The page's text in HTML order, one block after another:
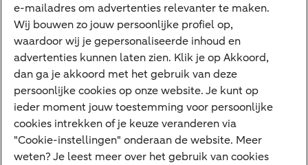
Deposito
Uw situatie
Maatwerk in beleggen
Vermogensoverdracht
Ondernemen en overdracht
Bijdragen betere wereld
e-mailadres om advertenties relevanter te maken.
Wij bouwen zo jouw persoonlijke profiel op,
waardoor wij je gepersonaliseerde inhoud en
advertenties kunnen laten zien. Klik je op Akkoord,
dan ga je akkoord met het gebruik van deze
persoonlijke cookies op onze website. Je kunt op
ieder moment jouw toestemming voor persoonlijke
cookies intrekken of je keuze veranderen via
"Cookie-instellingen" onderaan de website. Meer
weten? Je leest meer over het gebruik van cookies